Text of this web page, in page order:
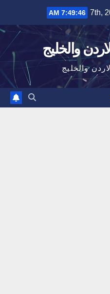
7:49:46 AM
والخليج
والخليج